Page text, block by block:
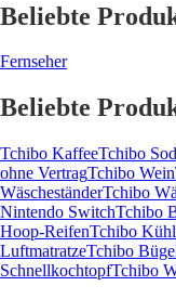
Beliebte
Fernseher
Beliebte
Tchibo KaffeeTchibo
ohne VertragTchibo Wein
WäscheständerTchibo
Nintendo SwitchTchibo
Hoop-ReifenTchibo
LuftmatratzeTchibo
SchnellkochtopfTchibo